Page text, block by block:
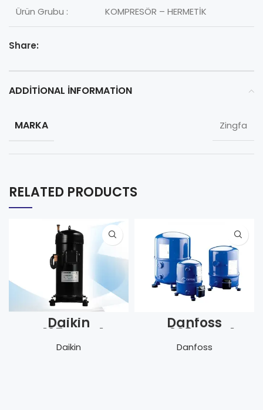
Ürün Grubu : KOMPRESÖR – HERMETİK
Share:
ADDITIONAL INFORMATION
MARKA Zingfa
RELATED PRODUCTS
Daikin
JT125BCBY1L
Daikin
Danfoss
VTZ038AGNR1A
Danfoss